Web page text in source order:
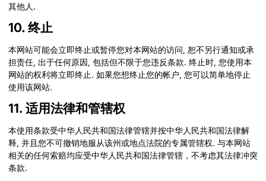
其他人.
10. 终止
本网站可能会立即终止或暂停您对本网站的访问, 恕不另行通知或承
担责任, 出于任何原因, 包括但不限于您违反条款. 终止时, 您使用本
网站的权利将立即终止. 如果您想终止您的帐户, 您可以简单地停止
使用该网站.
11. 适用法律和管辖权
本使用条款受中华人民共和国法律管辖并按中华人民共和国法律解
释, 并且您不可撤销地服从该州或地点法院的专属管辖权. 与本网站
相关的任何索赔均应受中华人民共和国法律管辖，不考虑其法律冲突
条款.